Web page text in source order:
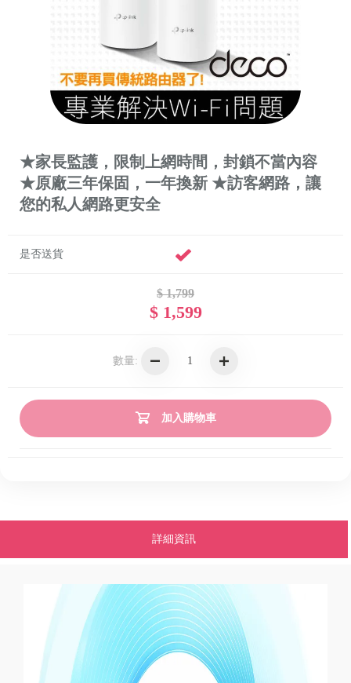
★家長監護，限制上網時間，封鎖不當內容
★原廠三年保固，一年換新 ★訪客網路，讓
您的私人網路更安全
是否送貨
$ 1,799
$ 1,599
數量:
加入購物車
詳細資訊